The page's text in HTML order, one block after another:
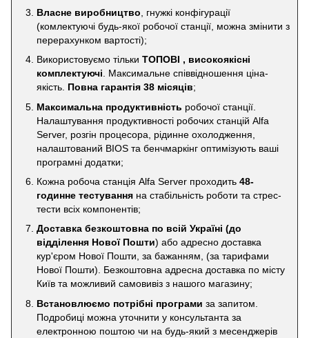
Власне виробництво , гнужкі конфігурації
(комлектуючі будь-якої робочої станції, можна змінити з
перерахунком вартості);
Використовуємо тільки ТОПОВІ , високоякісні
комплектуючі . Максимальне співвідношення ціна-
якість. Повна гарантія 38 місяців;
Максимальна продуктивність робочої станції.
Налаштування продуктивності робочих станцій Alfa
Server, розгін процесора, рідинне охолодження,
налаштований BIOS та бенчмаркінг оптимізують ваші
програмні додатки;
Кожна робоча станція Alfa Server проходить 48-
годинне тестування на стабільність роботи та стрес-
тести всіх компонентів;
Доставка безкоштовна по всій Україні (до
відділення Нової Пошти) або адресно доставка
кур'єром Нової Пошти, за бажанням, (за тарифами
Нової Пошти). Безкоштовна адресна доставка по місту
Київ та можливий самовивіз з нашого магазину;
Встановлюємо потрібні програми за запитом.
Подробиці можна уточнити у консультанта за
електронною поштою чи на будь-який з месенджерів